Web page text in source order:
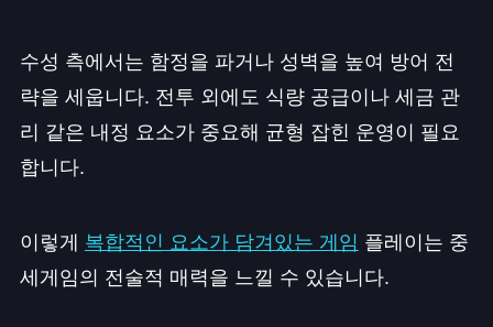
수성 측에서는 함정을 파거나 성벽을 높여 방어 전
략을 세웁니다. 전투 외에도 식량 공급이나 세금 관
리 같은 내정 요소가 중요해 균형 잡힌 운영이 필요
합니다.
이렇게 복합적인 요소가 담겨있는 게임 플레이는 중
세게임의 전술적 매력을 느낄 수 있습니다.